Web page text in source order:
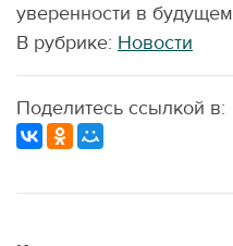
уверенности в
В рубрике: Новости
Поделитесь ссылкой в: